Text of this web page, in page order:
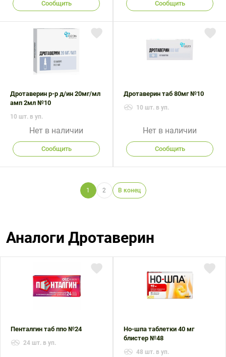
Сообщить Сообщить
Дротаверин р-р д/ин 20мг/мл
амп 2мл №10
10 шт. в уп.
Нет в наличии
Сообщить
Дротаверин таб 80мг №10
10 шт. в уп.
Нет в наличии
Сообщить
1 2 В конец
Аналоги Дротаверин
Пенталгин таб ппо №24
24 шт. в уп.
Но-шпа таблетки 40 мг
блистер №48
48 шт. в уп.